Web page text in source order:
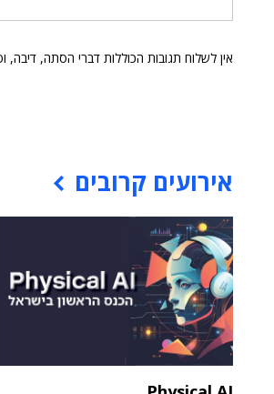
אין לשלוח תגובות הכוללות דברי הסתה, דיבה,
אירועים קרובים